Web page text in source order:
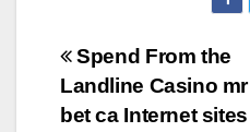
Bejegyzés
navigáció
Spend From the
Landline Casino mr
bet ca Internet sites